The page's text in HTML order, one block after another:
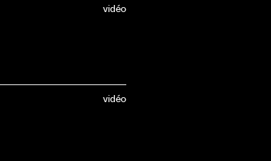
vidéo
vidéo